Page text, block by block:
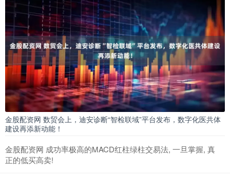
金股配资网 数贸会上，迪安诊断“智检联域”平台发布，数字化医共体
建设再添新动能！
金股配资网 成功率极高的MACD红柱绿柱交易法, 一旦掌握, 真
正的低买高卖!